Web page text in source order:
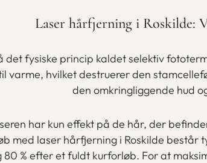
Laser hårfjerning i Roskilde:
det fysiske princip kaldet selektiv
varme, hvilket destruerer den
den omkringliggende hud
har kun effekt på de hår, der
med laser hårfjerning i Roskilde
% efter et fuldt kurforløb. For at